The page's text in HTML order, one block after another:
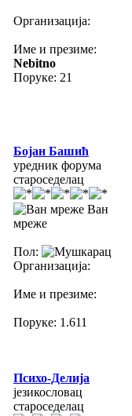
Организација:
Име и презиме:
Nebitno
Поруке: 21
Бојан Башић
уредник форума
староседелац
Ван
мреже
Пол:
Организација:
Име и презиме:
Поруке: 1.611
Психо-Делија
језикословац
староседелац